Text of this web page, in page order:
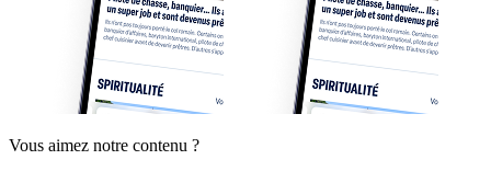
Vous aimez notre contenu ?